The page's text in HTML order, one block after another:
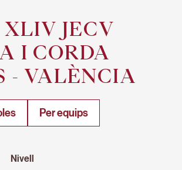
XLIV JECV
I CORDA
- VALÈNCIA
Per equips
Nivell